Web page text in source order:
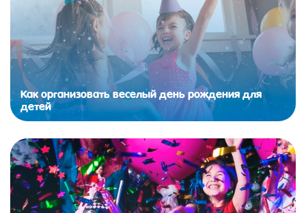
Как организовать веселый день рождения для
детей